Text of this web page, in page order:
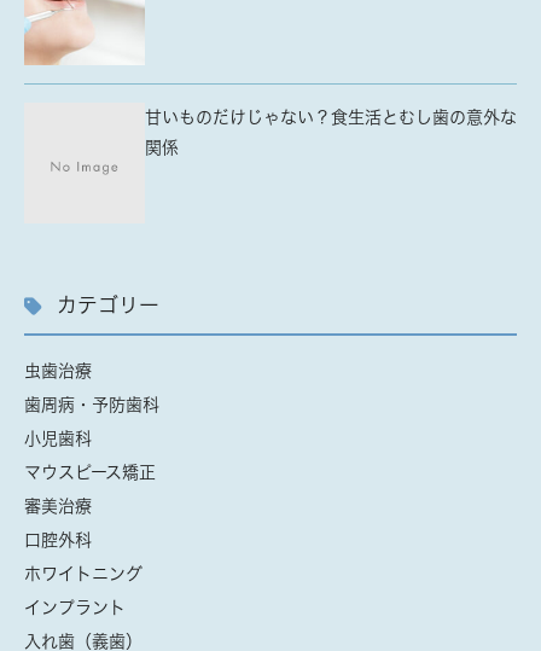
甘いものだけじゃない？食生活とむし歯の意外な
関係
カテゴリー
虫歯治療
歯周病・予防歯科
小児歯科
マウスピース矯正
審美治療
口腔外科
ホワイトニング
インプラント
入れ歯（義歯）